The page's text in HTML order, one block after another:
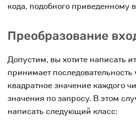
кода, подобного приведенному
Преобразование
Допустим, вы хотите написать
принимает
квадратное значение каждого
значения по запросу. В этом
написать следующий класс: